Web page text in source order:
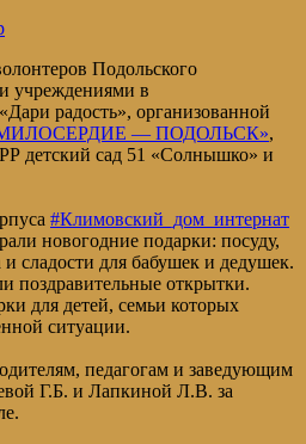
Подольского
учреждениями в
радость», организованной
«МИЛОСЕРДИЕ — ПОДОЛЬСК»,
детский сад 51 «Солнышко» и
#Климовский_дом_интернат
новогодние подарки: посуду,
сладости для бабушек и дедушек.
поздравительные открытки.
для детей, семьи которых
ситуации.
педагогам и заведующим
Г.Б. и Лапкиной Л.В. за